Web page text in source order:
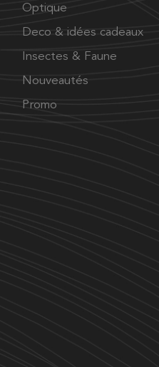
Optique
Deco & idées cadeaux
Insectes & Faune
Nouveautés
Promo